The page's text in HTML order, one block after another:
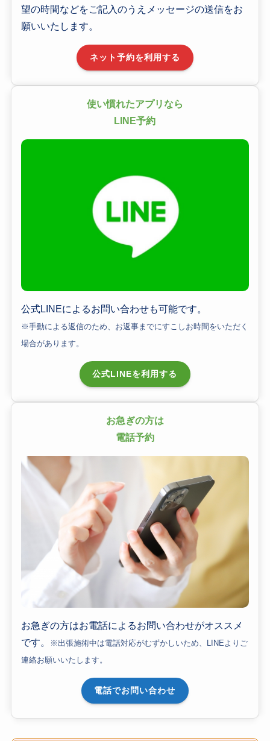
望の時間などをご記入のうえメッセージの送信をお
願いいたします。
ネット予約を利用する
使い慣れたアプリなら
LINE予約
公式LINEによるお問い合わせも可能です。
※手動による返信のため、 お返事までにすこしお時間をいただく
場合があります。
公式LINEを利用する
お急ぎの方は
電話予約
お急ぎの方はお電話によるお問い合わせがオススメ
です。
※出張施術中は電話対応がむずかしいため、LINEよりご
連絡お願いいたします。
電話でお問い合わせ